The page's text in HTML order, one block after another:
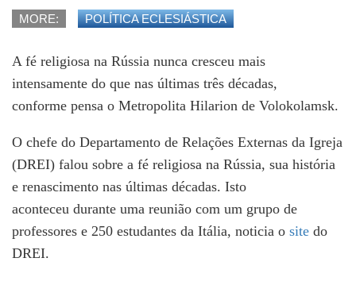
MORE: POLÍTICA ECLESIÁSTICA
A fé religiosa na Rússia nunca cresceu mais
intensamente do que nas últimas três décadas,
conforme pensa o Metropolita Hilarion de Volokolamsk.
O chefe do Departamento de Relações Externas da Igreja
(DREI) falou sobre a fé religiosa na Rússia, sua história
e renascimento nas últimas décadas. Isto
aconteceu durante uma reunião com um grupo de
professores e 250 estudantes da Itália, noticia o site do
DREI.